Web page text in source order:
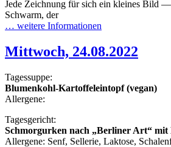
Jede Zeichnung für sich ein kleines Bild —
Schwarm, der
… weitere Informationen
Mittwoch, 24.08.2022
Tagessuppe:
Blumenkohl-Kartoffeleintopf (vegan)
Allergene:
Tagesgericht:
Schmorgurken nach „Berliner Art“ mit
Allergene: Senf, Sellerie, Laktose,